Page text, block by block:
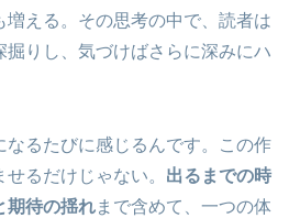
増える。その思考の中で、読者は
掘りし、気づけばさらに深みにハ
なるたびに感じるんです。この作
るだけじゃない。 出るまでの時
期待の揺れまで含めて、一つの体